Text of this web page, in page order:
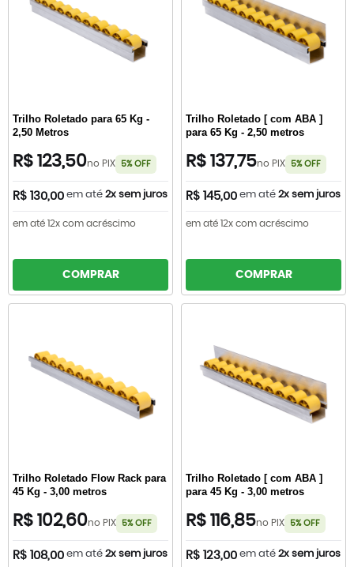
Trilho Roletado para 65 Kg -
2,50 Metros
R$ 123,50no PIX 5% OFF
R$ 130,00 em até 2x sem juros
em até 12x com acréscimo
COMPRAR
Trilho Roletado [ com ABA ]
para 65 Kg - 2,50 metros
R$ 137,75no PIX 5% OFF
R$ 145,00 em até 2x sem juros
em até 12x com acréscimo
COMPRAR
Trilho Roletado Flow Rack para
45 Kg - 3,00 metros
R$ 102,60no PIX 5% OFF
R$ 108,00 em até 2x sem juros
Trilho Roletado [ com ABA ]
para 45 Kg - 3,00 metros
R$ 116,85no PIX 5% OFF
R$ 123,00 em até 2x sem juros